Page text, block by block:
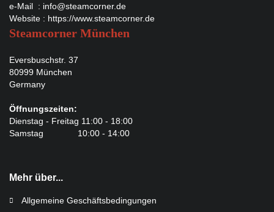
e-Mail : info@steamcorner.de
Website : https://www.steamcorner.de
Steamcorner München
Eversbuschstr. 37
80999 München
Germany
Öffnungszeiten:
Dienstag - Freitag 11:00 - 18:00
Samstag 10:00 - 14:00
Mehr über...
Allgemeine Geschäftsbedingungen